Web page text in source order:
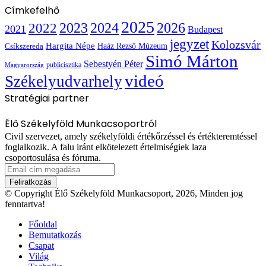
Címkefelhő
2021 2022 2023 20242025 2026 Budapest
Csíkszereda Hargita Népe Haáz Rezső Múzeum jegyzetKolozsvár
Magyarország publicisztika Sebestyén Péter Simó Márton
Székelyudvarhelyvideó
Stratégiai partner
Élő Székelyföld Munkacsoportról
Civil szervezet, amely székelyföldi értékőrzéssel és értékteremtéssel
foglalkozik. A falu iránt elkötelezett értelmiségiek laza
csoportosulása és fóruma.
Email
cím
megadása
© Copyright Élő Székelyföld Munkacsoport, 2026, Minden jog
fenntartva!
Főoldal
Bemutatkozás
Csapat
Világ